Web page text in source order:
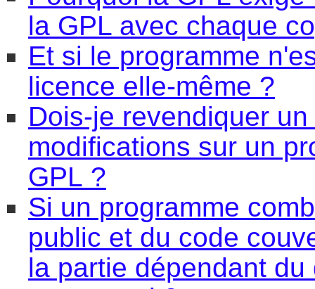
la GPL avec chaque
Et si le programme
licence elle-même ?
Dois-je revendiquer
modifications sur un
GPL ?
Si un programme
public et du code
la partie dépendant